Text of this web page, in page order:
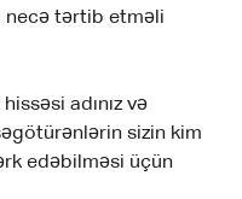
necə tərtib etməli
hissəsi adınız və
sizin kim
edəbilməsi üçün